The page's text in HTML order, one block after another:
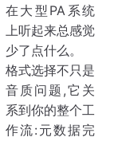
在大型PA系统
上听起来总感觉
少了点什么。
格式选择不只是
音质问题,它关
系到你的整个工
作流:元数据完